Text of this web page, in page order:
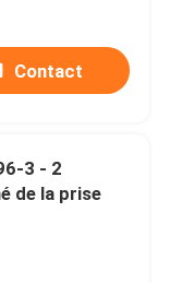
Contact
3 - 2
de la prise